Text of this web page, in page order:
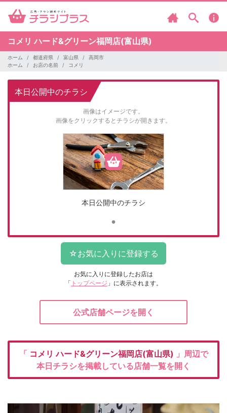
コメリハード&グリーン福岡店(富山県)
ホーム 都道府県 富山県
高岡市
ホーム
お店の名前 コメリ
本日公開中のチラシ
画像はイメージです。
画像をクリックするとチラシが開きます。
本日公開中のチラシ
お気に入りに登録したお店は
「 トップページ 」に表示されます。
公式店舗ページを開く
「 コメリハード&グリーン福岡店(富山県) 」周辺で
本日チラシを掲載している店舗一覧を開く